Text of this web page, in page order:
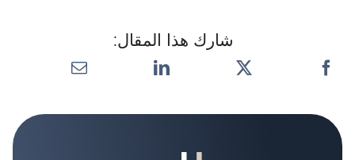
شارك هذا المقال: